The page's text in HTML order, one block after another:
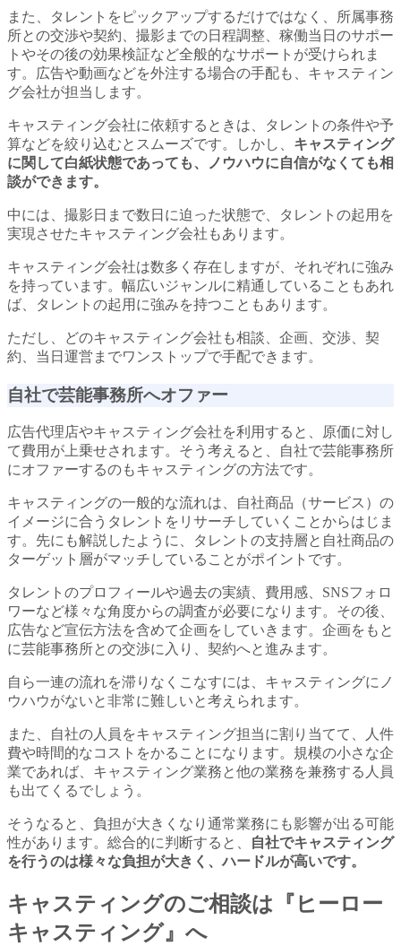
また、タレントをピックアップするだけではなく、所属事務
所との交渉や契約、撮影までの日程調整、稼働当日のサポー
トやその後の効果検証など全般的なサポートが受けられま
す。広告や動画などを外注する場合の手配も、キャスティン
グ会社が担当します。
キャスティング会社に依頼するときは、タレントの条件や予
算などを絞り込むとスムーズです。しかし、 キャスティング
に関して白紙状態であっても、ノウハウに自信がなくても相
談ができます。
中には、撮影日まで数日に迫った状態で、タレントの起用を
実現させたキャスティング会社もあります。
キャスティング会社は数多く存在しますが、それぞれに強み
を持っています。幅広いジャンルに精通していることもあれ
ば、タレントの起用に強みを持つこともあります。
ただし、どのキャスティング会社も相談、企画、交渉、契
約、当日運営までワンストップで手配できます。
自社で芸能事務所へオファー
広告代理店やキャスティング会社を利用すると、原価に対し
て費用が上乗せされます。そう考えると、自社で芸能事務所
にオファーするのもキャスティングの方法です。
キャスティングの一般的な流れは、自社商品（サービス）の
イメージに合うタレントをリサーチしていくことからはじま
す。先にも解説したように、タレントの支持層と自社商品の
ターゲット層がマッチしていることがポイントです。
タレントのプロフィールや過去の実績、費用感、SNSフォロ
ワーなど様々な角度からの調査が必要になります。その後、
広告など宣伝方法を含めて企画をしていきます。企画をもと
に芸能事務所との交渉に入り、契約へと進みます。
自ら一連の流れを滞りなくこなすには、キャスティングにノ
ウハウがないと非常に難しいと考えられます。
また、自社の人員をキャスティング担当に割り当てて、人件
費や時間的なコストをかることになります。規模の小さな企
業であれば、キャスティング業務と他の業務を兼務する人員
も出てくるでしょう。
そうなると、負担が大きくなり通常業務にも影響が出る可能
性があります。総合的に判断すると、
自社でキャスティング
を行うのは様々な負担が大きく、ハードルが高いです。
キャスティングのご相談は『ヒーロー
キャスティング』へ